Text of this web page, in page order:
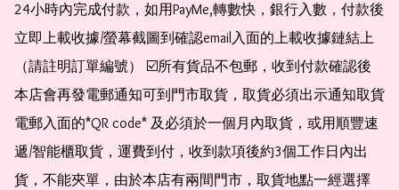
24小時內完成付款，如用PayMe,轉數快，銀行入數，付款後
立即上載收據/螢幕截圖到確認email入面的上載收據鏈結上
（請註明訂單編號） ☑️所有貨品不包郵，收到付款確認後
本店會再發電郵通知可到門市取貨，取貨必須出示通知取貨
電郵入面的*QR code* 及必須於一個月內取貨，或用順豐速
遞/智能櫃取貨，運費到付，收到款項後約3個工作日內出
貨，不能夾單，由於本店有兩間門市，取貨地點一經選擇